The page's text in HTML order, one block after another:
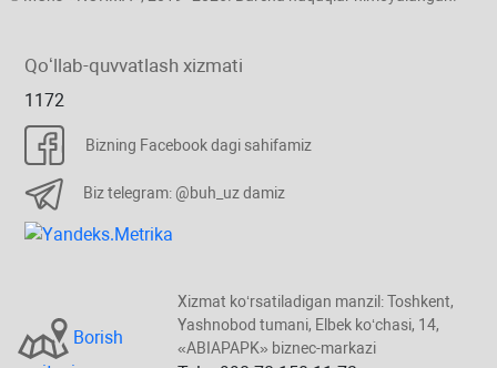
Qoʻllab-quvvatlash хizmati
1172
Bizning Facebook dagi sahifamiz
Biz telegram: @buh_uz damiz
Borish
Xizmat koʻrsatiladigan manzil: Toshkent,
Yashnobod tumani, Elbek koʻchasi, 14,
«ABIAPAPK» biznec-markazi